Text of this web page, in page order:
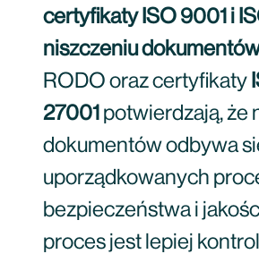
certyfikaty ISO 9001 i
niszczeniu
RODO oraz certyfikaty
27001 potwierdzają, że
dokumentów odbywa
uporządkowanych
bezpieczeństwa i
proces jest lepiej